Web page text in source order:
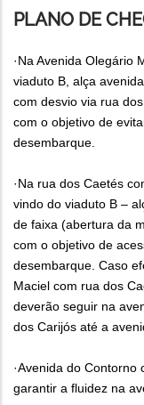
PLANO DE
·Na Avenida Olegário
viaduto B, alça
com desvio via rua
com o objetivo de
desembarque.
·Na rua dos Caetés
vindo do viaduto B –
de faixa (abertura da
com o objetivo de
desembarque. Caso
Maciel com rua dos
deverão seguir na
dos Carijós até a
·Avenida do Contorno
garantir a fluidez na